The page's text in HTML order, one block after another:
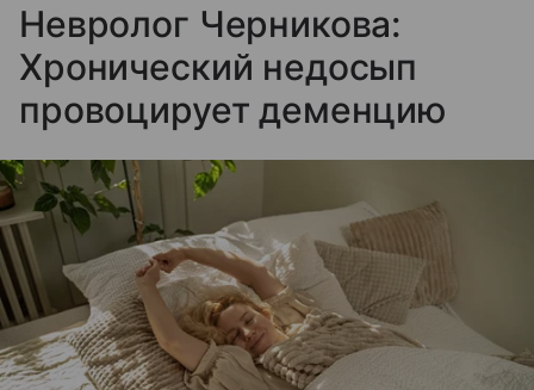
Невролог Черникова:
Хронический недосып
провоцирует деменцию